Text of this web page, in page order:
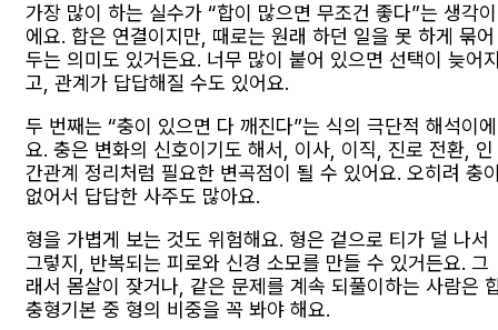
가장 많이 하는 실수가 “합이 많으면 무조건 좋다”는 생각이
에요. 합은 연결이지만, 때로는 원래 하던 일을 못 하게 묶어
두는 의미도 있거든요. 너무 많이 붙어 있으면 선택이 늦어
고, 관계가 답답해질 수도 있어요.
두 번째는 “충이 있으면 다 깨진다”는 식의 극단적 해석이에
요. 충은 변화의 신호이기도 해서, 이사, 이직, 진로 전환, 인
간관계 정리처럼 필요한 변곡점이 될 수 있어요. 오히려 충
없어서 답답한 사주도 많아요.
형을 가볍게 보는 것도 위험해요. 형은 겉으로 티가 덜 나서
그렇지, 반복되는 피로와 신경 소모를 만들 수 있거든요. 그
래서 몸살이 잦거나, 같은 문제를 계속 되풀이하는 사람은
충형기본 중 형의 비중을 꼭 봐야 해요.